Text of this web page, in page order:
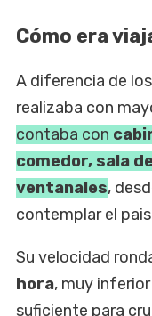
Cómo era
A diferencia de
realizaba con
contaba con
comedor, sala
ventanales,
contemplar el
Su velocidad
hora, muy
suficiente para